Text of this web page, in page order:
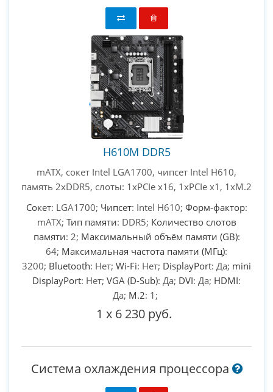
H610M DDR5
mATX, сокет Intel LGA1700, чипсет Intel H610,
память 2xDDR5, слоты: 1xPCIe x16, 1xPCIe x1, 1xM.2
Сокет: LGA1700; Чипсет: Intel H610; Форм-фактор:
mATX; Тип памяти: DDR5; Количество слотов
памяти: 2; Максимальный объём памяти (GB):
64; Максимальная частота памяти (МГц):
3200; Bluetooth: Нет; Wi-Fi: Нет; DisplayPort: Да; mini
DisplayPort: Нет; VGA (D-Sub): Да; DVI: Да; HDMI:
Да; M.2: 1;
1 x 6 230 руб.
Система охлаждения процессора